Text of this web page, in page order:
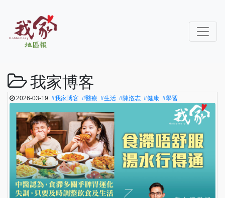
我家博客
2026-03-19#我家博客 #醫療 #生活 #陳洛志 #健康 #學習